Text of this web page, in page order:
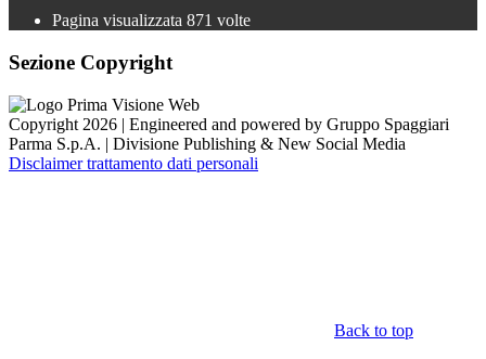
Pagina visualizzata 871 volte
Sezione Copyright
Copyright 2026 | Engineered and powered by Gruppo Spaggiari
Parma S.p.A. | Divisione Publishing & New Social Media
Disclaimer trattamento dati personali
Back to top